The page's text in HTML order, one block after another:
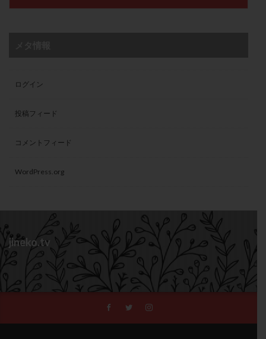
ログイン
投稿フィード
コメントフィード
WordPress.org
jineko.tv